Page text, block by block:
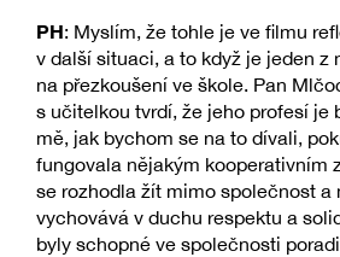
PH: Myslím, že tohle je ve filmu
v další situaci, a to když je jeden z
na přezkoušení ve škole. Pan
s učitelkou tvrdí, že jeho profesí je
mě, jak bychom se na to dívali,
fungovala nějakým kooperativním
se rozhodla žít mimo společnost a
vychovává v duchu respektu a
byly schopné ve společnosti